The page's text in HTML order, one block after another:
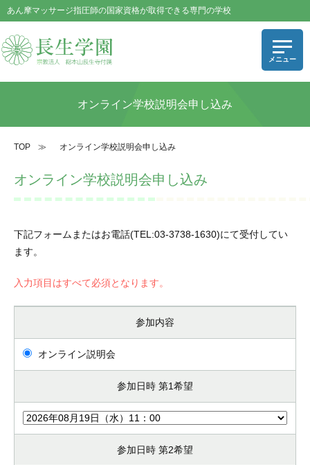
あん摩マッサージ指圧師の国家資格が取得できる専門の学校
オンライン学校説明会申し込み
TOP ≫ オンライン学校説明会申し込み
オンライン学校説明会申し込み
下記フォームまたはお電話(TEL:03-3738-1630)にて受付してい
ます。
入力項目はすべて必須となります。
参加内容
オンライン説明会
参加日時 第1希望
参加日時 第2希望